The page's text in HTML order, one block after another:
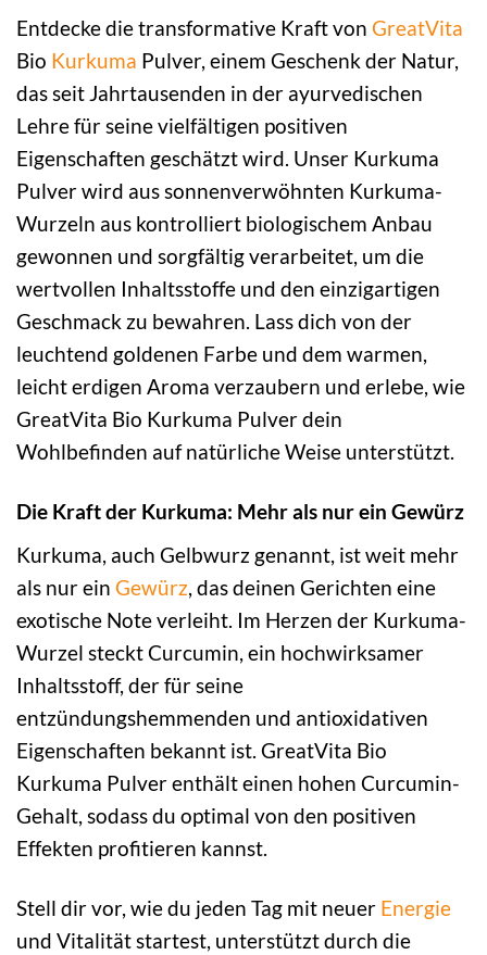
Entdecke die transformative Kraft von GreatVita
Bio Kurkuma Pulver, einem Geschenk der Natur,
das seit Jahrtausenden in der ayurvedischen
Lehre für seine vielfältigen positiven
Eigenschaften geschätzt wird. Unser Kurkuma
Pulver wird aus sonnenverwöhnten Kurkuma-
Wurzeln aus kontrolliert biologischem Anbau
gewonnen und sorgfältig verarbeitet, um die
wertvollen Inhaltsstoffe und den einzigartigen
Geschmack zu bewahren. Lass dich von der
leuchtend goldenen Farbe und dem warmen,
leicht erdigen Aroma verzaubern und erlebe, wie
GreatVita Bio Kurkuma Pulver dein
Wohlbefinden auf natürliche Weise unterstützt.
Die Kraft der Kurkuma: Mehr als nur ein Gewürz
Kurkuma, auch Gelbwurz genannt, ist weit mehr
als nur ein Gewürz, das deinen Gerichten eine
exotische Note verleiht. Im Herzen der Kurkuma-
Wurzel steckt Curcumin, ein hochwirksamer
Inhaltsstoff, der für seine
entzündungshemmenden und antioxidativen
Eigenschaften bekannt ist. GreatVita Bio
Kurkuma Pulver enthält einen hohen Curcumin-
Gehalt, sodass du optimal von den positiven
Effekten profitieren kannst.
Stell dir vor, wie du jeden Tag mit neuer Energie
und Vitalität startest, unterstützt durch die